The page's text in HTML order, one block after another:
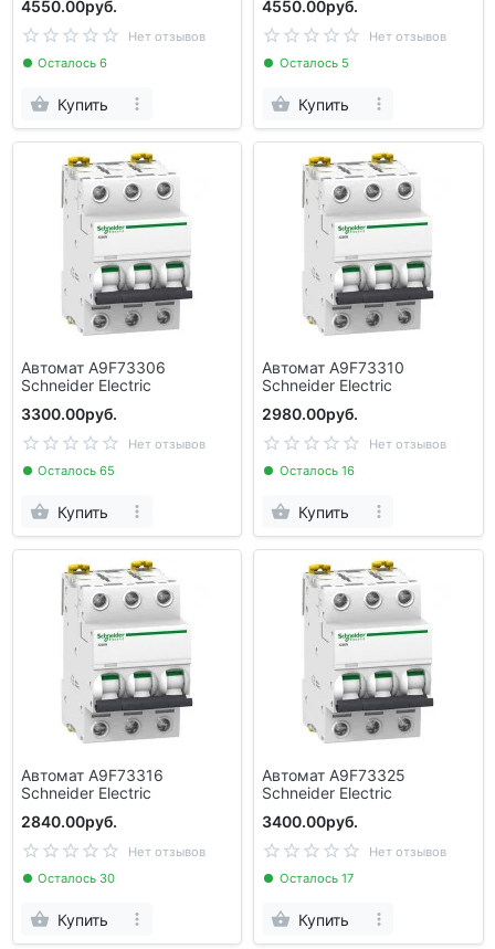
4550.00руб.
Нет отзывов
Осталось 6
Купить
4550.00руб.
Нет отзывов
Осталось 5
Купить
Автомат A9F73306
Schneider Electric
3300.00руб.
Нет отзывов
Осталось 65
Купить
Автомат A9F73310
Schneider Electric
2980.00руб.
Нет отзывов
Осталось 16
Купить
Автомат A9F73316
Schneider Electric
2840.00руб.
Нет отзывов
Осталось 30
Купить
Автомат A9F73325
Schneider Electric
3400.00руб.
Нет отзывов
Осталось 17
Купить